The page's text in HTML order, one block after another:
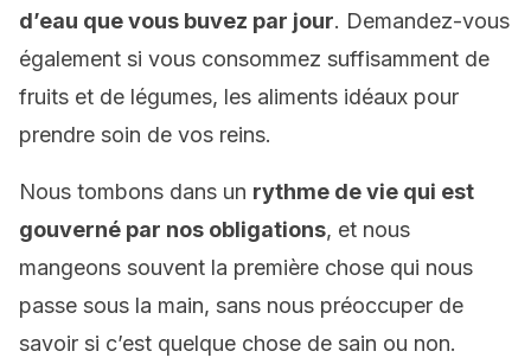
d’eau que vous buvez par jour. Demandez-vous
également si vous consommez suffisamment de
fruits et de légumes, les aliments idéaux pour
prendre soin de vos reins.
Nous tombons dans un rythme de vie qui est
gouverné par nos obligations, et nous
mangeons souvent la première chose qui nous
passe sous la main, sans nous préoccuper de
savoir si c’est quelque chose de sain ou non.